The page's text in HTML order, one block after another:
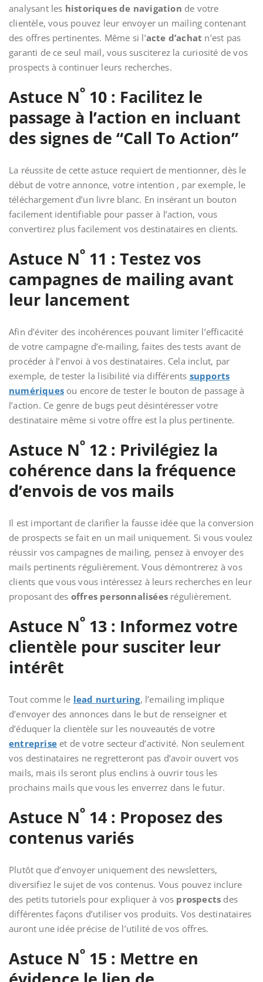
analysant les historiques de navigation de votre
clientèle, vous pouvez leur envoyer un mailing contenant
des offres pertinentes. Même si l’acte d’achat n’est pas
garanti de ce seul mail, vous susciterez la curiosité de vos
prospects à continuer leurs recherches.
Astuce No 10 : Facilitez le
passage à l’action en incluant
des signes de “Call To Action”
La réussite de cette astuce requiert de mentionner, dès le
début de votre annonce, votre intention , par exemple, le
téléchargement d’un livre blanc. En insérant un bouton
facilement identifiable pour passer à l’action, vous
convertirez plus facilement vos destinataires en clients.
Astuce No 11 : Testez vos
campagnes de mailing avant
leur lancement
Afin d’éviter des incohérences pouvant limiter l’efficacité
de votre campagne d’e-mailing, faites des tests avant de
procéder à l’envoi à vos destinataires. Cela inclut, par
exemple, de tester la lisibilité via différents supports
numériques ou encore de tester le bouton de passage à
l’action. Ce genre de bugs peut désintéresser votre
destinataire même si votre offre est la plus pertinente.
Astuce No 12 : Privilégiez la
cohérence dans la fréquence
d’envois de vos mails
Il est important de clarifier la fausse idée que la conversion
de prospects se fait en un mail uniquement. Si vous voulez
réussir vos campagnes de mailing, pensez à envoyer des
mails pertinents régulièrement. Vous démontrerez à vos
clients que vous vous intéressez à leurs recherches en leur
proposant des offres personnalisées régulièrement.
Astuce No 13 : Informez votre
clientèle pour susciter leur
intérêt
Tout comme le lead nurturing, l’emailing implique
d’envoyer des annonces dans le but de renseigner et
d’éduquer la clientèle sur les nouveautés de votre
entreprise et de votre secteur d’activité. Non seulement
vos destinataires ne regretteront pas d’avoir ouvert vos
mails, mais ils seront plus enclins à ouvrir tous les
prochains mails que vous les enverrez dans le futur.
Astuce No 14 : Proposez des
contenus variés
Plutôt que d’envoyer uniquement des newsletters,
diversifiez le sujet de vos contenus. Vous pouvez inclure
des petits tutoriels pour expliquer à vos prospects des
différentes façons d’utiliser vos produits. Vos destinataires
auront une idée précise de l’utilité de vos offres.
Astuce No 15 : Mettre en